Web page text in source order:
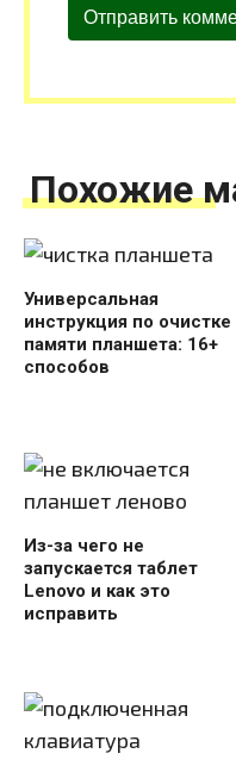
Похожие
Универсальная
инструкция по очистке
памяти планшета: 16+
способов
Из-за чего не
запускается таблет
Lenovo и как это
исправить